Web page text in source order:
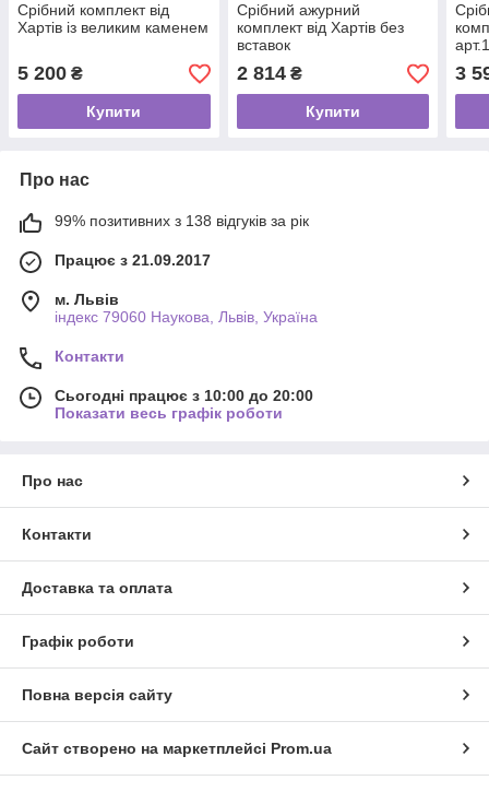
Срібний комплект від
Хартів із великим каменем
5 200 ₴
Купити
Срібний ажурний
комплект від Хартів без
вставок
2 814₴
Купити
3
Про нас
99% позитивних з 138 відгуків за рік
Працює з 21.09.2017
м. Львів
індекс 79060 Наукова, Львів, Україна
Контакти
Сьогодні працює з 10:00 до 20:00
Показати весь графік роботи
Про нас
Контакти
Доставка та оплата
Графік роботи
Повна версія сайту
Сайт створено на маркетплейсі Prom.ua